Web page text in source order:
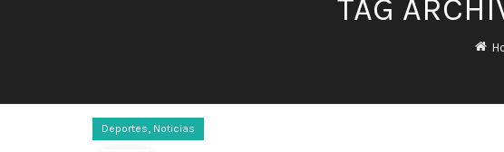
TAG
Deportes, Noticias